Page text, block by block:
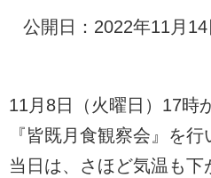
公開日：2022年11月
11月8日（火曜日）17時
『皆既月食観察会』を行
当日は、さほど気温も